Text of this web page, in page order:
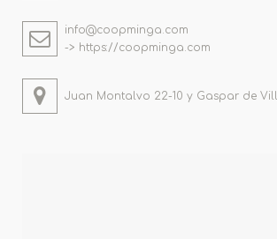
info@coopminga.com
-> https://coopminga.com
Juan Montalvo 22-10 y Gaspar de